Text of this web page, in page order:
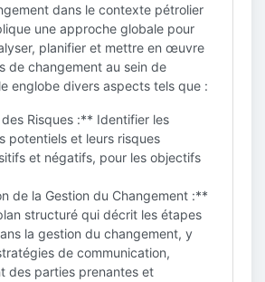
dans le contexte pétrolier
une approche globale pour
planifier et mettre en œuvre
de changement au sein de
englobe divers aspects tels que :
Risques :** Identifier les
potentiels et leurs risques
et négatifs, pour les objectifs
de la Gestion du Changement :**
structuré qui décrit les étapes
la gestion du changement, y
de communication,
des parties prenantes et